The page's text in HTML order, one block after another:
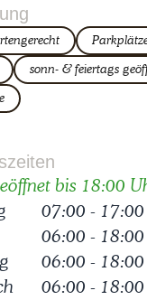
sonn- & feiertags
bis 18:00
07:00 - 17:00
06:00 - 18:00
06:00 - 18:00
06:00 - 18:00